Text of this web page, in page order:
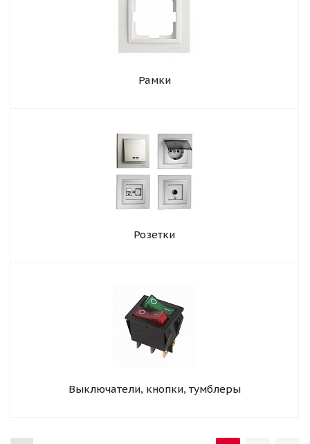
Рамки
Розетки
Выключатели, кнопки, тумблеры